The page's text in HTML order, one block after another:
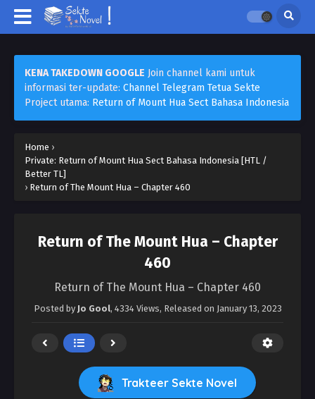
KENA TAKEDOWN GOOGLE Join channel kami untuk
informasi ter-update: Channel Telegram Tetua Sekte
Project utama: Return of Mount Hua Sect Bahasa Indonesia
Home ›
Private: Return of Mount Hua Sect Bahasa Indonesia [HTL /
Better TL]
› Return of The Mount Hua – Chapter 460
Return of The Mount Hua – Chapter
460
Return of The Mount Hua – Chapter 460
Posted by Jo Gool, 4334 Views, Released on January 13, 2023
Trakteer Sekte Novel